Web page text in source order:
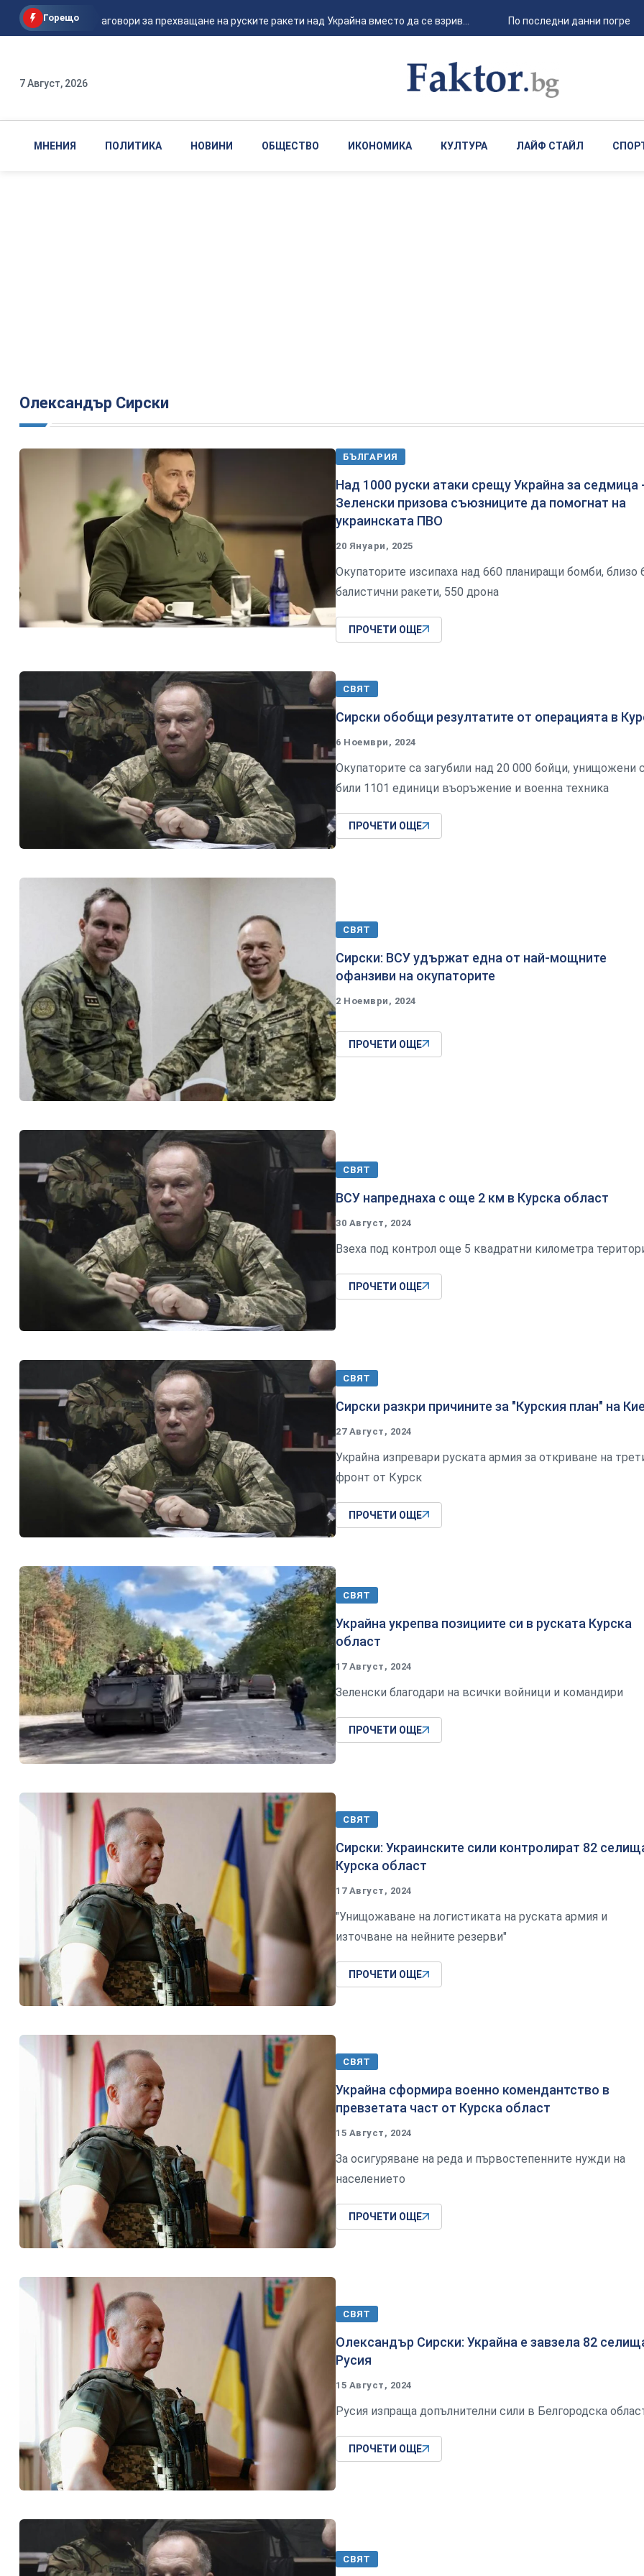
Горещо
Шикорски заговори за прехващане на руските ракети над Украйна вместо да се взрив... По последни данни
7 Август, 2026
МНЕНИЯ ПОЛИТИКА НОВИНИ ОБЩЕСТВО ИКОНОМИКА КУЛТУРА ЛАЙФ СТАЙЛ
Олександър Сирски
БЪЛГАРИЯ
Над 1000 руски атаки срещу Украйна за седмица
Зеленски призова съюзниците да помогнат на
украинската ПВО
20 Януари, 2025
Окупаторите изсипаха над 660 планиращи бомби, близо
балистични ракети, 550 дрона
ПРОЧЕТИ ОЩЕ
СВЯТ
Сирски обобщи резултатите от операцията в
6 Ноември, 2024
Окупаторите са загубили над 20 000 бойци, унищожени
били 1101 единици въоръжение и военна техника
ПРОЧЕТИ ОЩЕ
СВЯТ
Сирски: ВСУ удържат една от най-мощните
офанзиви на окупаторите
2 Ноември, 2024
ПРОЧЕТИ ОЩЕ
СВЯТ
ВСУ напреднаха с още 2 км в Курска област
30 Август, 2024
Взеха под контрол още 5 квадратни километра
ПРОЧЕТИ ОЩЕ
СВЯТ
Сирски разкри причините за "Курския план" на
27 Август, 2024
Украйна изпревари руската армия за откриване на
фронт от Курск
ПРОЧЕТИ ОЩЕ
СВЯТ
Украйна укрепва позициите си в руската Курска
област
17 Август, 2024
Зеленски благодари на всички войници и командири
ПРОЧЕТИ ОЩЕ
СВЯТ
Сирски: Украинските сили контролират 82
Курска област
17 Август, 2024
"Унищожаване на логистиката на руската армия и
източване на нейните резерви"
ПРОЧЕТИ ОЩЕ
СВЯТ
Украйна сформира военно комендантство в
превзетата част от Курска област
15 Август, 2024
За осигуряване на реда и първостепенните нужди на
населението
ПРОЧЕТИ ОЩЕ
СВЯТ
Олександър Сирски: Украйна е завзела 82
Русия
15 Август, 2024
Русия изпраща допълнителни сили в Белгородска
ПРОЧЕТИ ОЩЕ
СВЯТ